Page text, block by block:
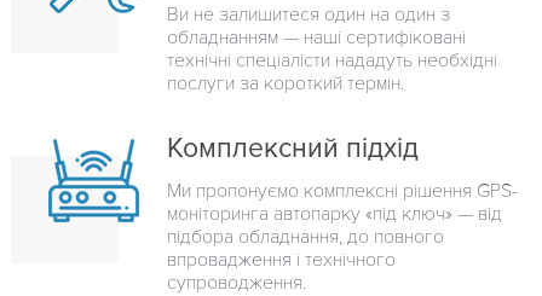
Ви не залишитеся один на один з
обладнанням — наші сертифіковані
технічні спеціалісти нададуть необхідні
послуги за короткий термін.
Комплексний підхід
Ми пропонуємо комплексні рішення GPS-
моніторинга автопарку «під ключ» — від
підбора обладнання, до повного
впровадження і технічного
супроводження.